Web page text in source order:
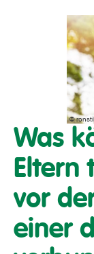
©
Was
Eltern
vor
einer